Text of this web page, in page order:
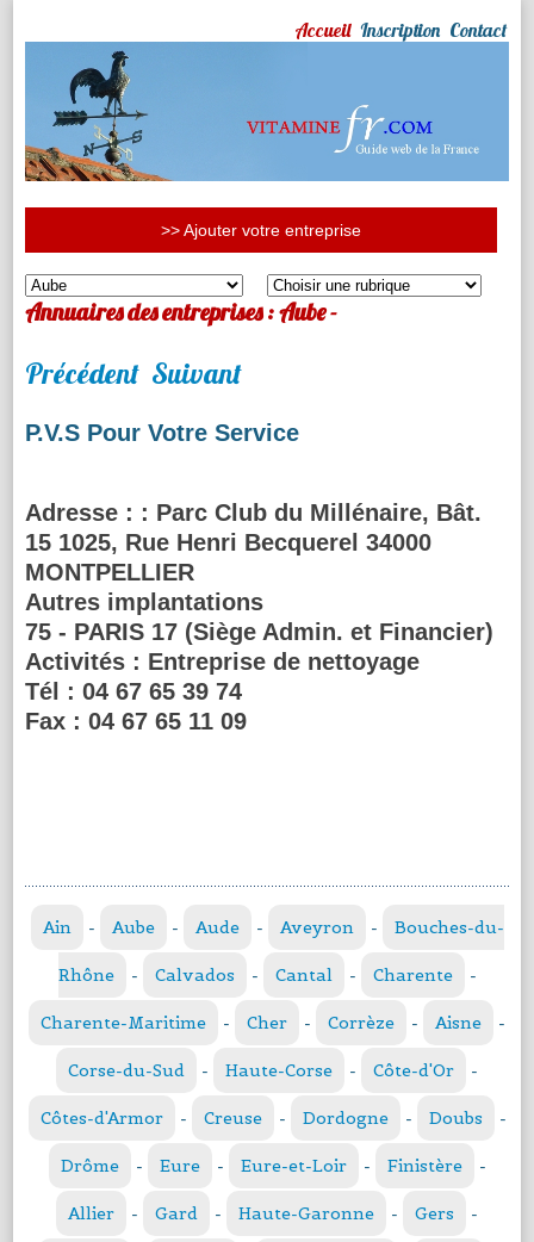
Accueil Inscription Contact
>> Ajouter votre entreprise
Annuaires des entreprises : Aube -
Précédent Suivant
P.V.S Pour Votre Service
Adresse : : Parc Club du Millénaire, Bât.
15 1025, Rue Henri Becquerel 34000
MONTPELLIER
Autres implantations
75 - PARIS 17 (Siège Admin. et Financier)
Activités : Entreprise de nettoyage
Tél : 04 67 65 39 74
Fax : 04 67 65 11 09
Ain - Aube - Aude - Aveyron - Bouches-du-
Rhône - Calvados - Cantal - Charente -
Charente-Maritime - Cher - Corrèze - Aisne -
Corse-du-Sud - Haute-Corse - Côte-d'Or -
Côtes-d'Armor - Creuse - Dordogne - Doubs -
Drôme - Eure - Eure-et-Loir - Finistère -
Allier - Gard - Haute-Garonne - Gers -